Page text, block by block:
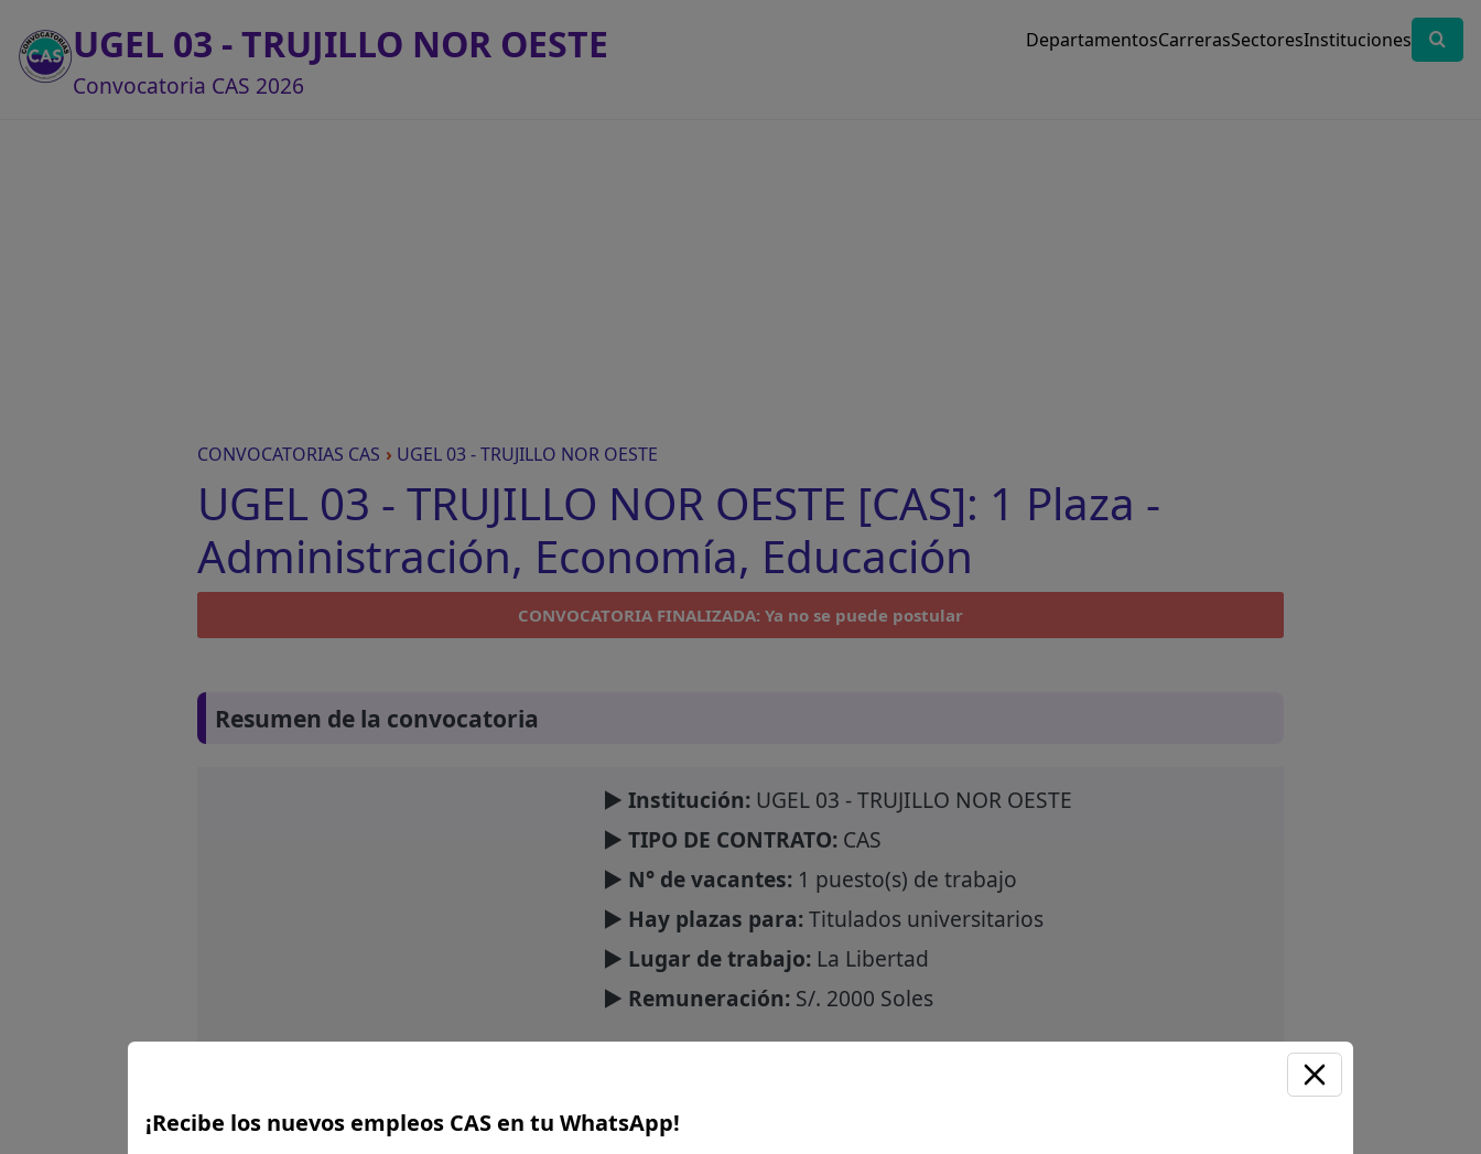
UGEL 03 - TRUJILLO NOR OESTE
Convocatoria CAS 2026
DepartamentosCarrerasSectoresInstituciones
CONVOCATORIAS CAS › UGEL 03 - TRUJILLO NOR OESTE
UGEL 03 - TRUJILLO NOR OESTE [CAS]: 1 Plaza -
Administración, Economía, Educación
CONVOCATORIA FINALIZADA: Ya no se puede postular
Resumen de la convocatoria
► Institución:UGEL 03 - TRUJILLO NOR OESTE
► TIPO DE CONTRATO:CAS
► N° de vacantes:1 puesto(s) de trabajo
► Hay plazas para:Titulados universitarios
► Lugar de trabajo:La Libertad
► Remuneración:S/. 2000 Soles
► Formación académica(según puesto):
Administración, Economía, Educación
¡Recibe los nuevos empleos CAS en tu WhatsApp!